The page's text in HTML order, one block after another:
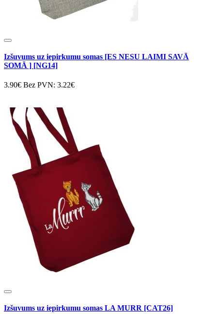
Izšuvums uz iepirkumu somas [ES NESU LAIMI SAVĀ
SOMĀ ] [NG14]
3.90€ Bez PVN: 3.22€
Izšuvums uz iepirkumu somas LA MURR [CAT26]